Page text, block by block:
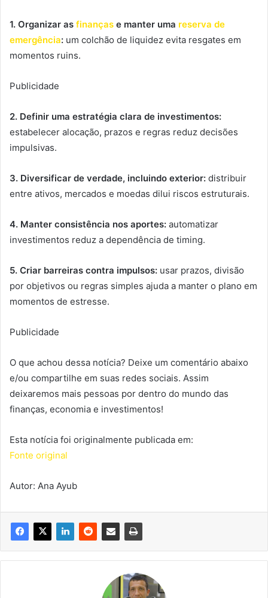
1. Organizar as finanças e manter uma reserva de
emergência: um colchão de liquidez evita resgates em
momentos ruins.
Publicidade
2. Definir uma estratégia clara de investimentos:
estabelecer alocação, prazos e regras reduz decisões
impulsivas.
3. Diversificar de verdade, incluindo exterior: distribuir
entre ativos, mercados e moedas dilui riscos estruturais.
4. Manter consistência nos aportes: automatizar
investimentos reduz a dependência de timing.
5. Criar barreiras contra impulsos: usar prazos, divisão
por objetivos ou regras simples ajuda a manter o plano em
momentos de estresse.
Publicidade
O que achou dessa notícia? Deixe um comentário abaixo
e/ou compartilhe em suas redes sociais. Assim
deixaremos mais pessoas por dentro do mundo das
finanças, economia e investimentos!
Esta notícia foi originalmente publicada em:
Fonte original
Autor: Ana Ayub